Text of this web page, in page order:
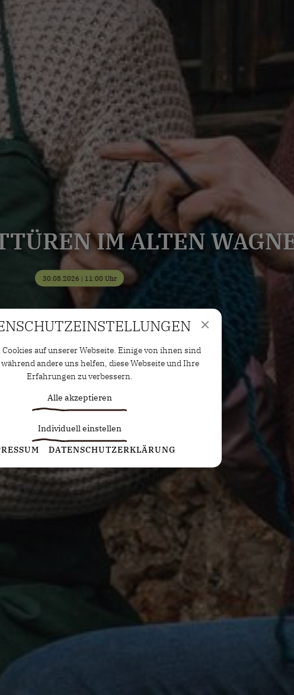
IM ALTEN
30.08.2026 | 11:00 Uhr
auf unserer Webseite. Einige von ihnen sind
andere uns helfen, diese Webseite und Ihre
Erfahrungen zu verbessern.
Alle akzeptieren
Individuell einstellen
erfassen anonyme Statistiken. Diese
helfen uns zu verstehen, wie wir unsere Website
optimieren können.
werden von Drittanbietern oder Publishern
um personalisierte Werbung anzuzeigen. Sie tun
sie Besucher über Websites hinweg verfolgen.
von externen Medien akzeptiert werden, bedarf
DATENSCHUTZERKLÄRUNG